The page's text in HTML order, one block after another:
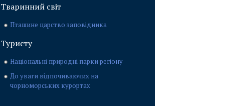
Тваринний світ
Пташине царство заповідника
Туристу
Національні природні парки регіону
До уваги відпочиваючих на
чорноморських курортах